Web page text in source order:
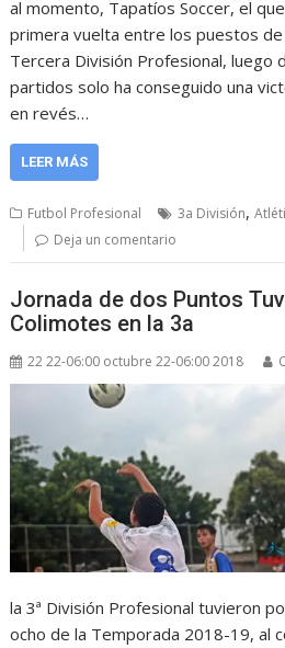
al momento, Tapatíos Soccer, el
primera vuelta entre los puestos
Tercera División Profesional, luego
partidos solo ha conseguido una
en revés…
LEER MÁS
Futbol Profesional 3a División,
Deja un comentario
Jornada de dos Puntos
Colimotes en la 3a
22 22-06:00 octubre 22-06:00 2018
la 3ª División Profesional tuvieron
ocho de la Temporada 2018-19, al